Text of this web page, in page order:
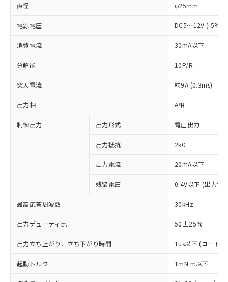
直径 φ25mm
電源電圧 DC5～12V (-5%
消費電流 30mA以下
分解能 10P/R
突入電流 約9A (0.3ms)
出力相 A相
制御出力 出力形式 電圧出力
出力抵抗 2kΩ
出力電流 20mA以下
残留電圧 0.4V以下 (出力電
最高応答周波数 30kHz
出力デューティ比 50±25%
出力立ち上がり、立ち下がり時間 1µs以下 (コード
起動トルク 1mN.m以下
※1 対応状況
対応済み：EU RoHS指令（10物質）の